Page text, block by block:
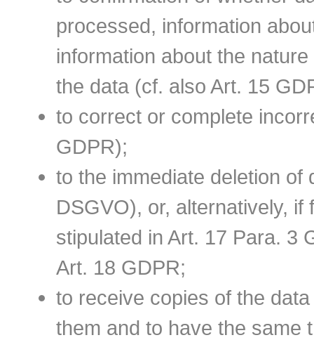
processed, information
information about the
the data (cf. also Art. 15
to correct or complete
GDPR);
to the immediate deletion of
DSGVO), or, alternatively,
stipulated in Art. 17 Para. 3
Art. 18 GDPR;
to receive copies of the
them and to have the same